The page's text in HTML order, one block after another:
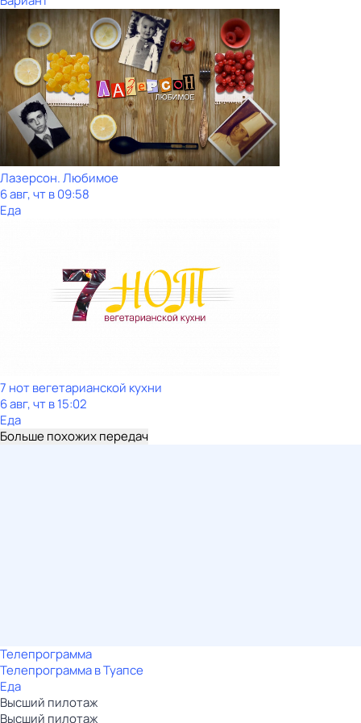
Лазерсон. Любимое
6 авг, чт в 09:58
Еда
7 нот вегетарианской кухни
6 авг, чт в 15:02
Еда
Больше похожих передач
Телепрограмма
Телепрограмма в Туапсе
Еда
Высший пилотаж
Высший пилотаж